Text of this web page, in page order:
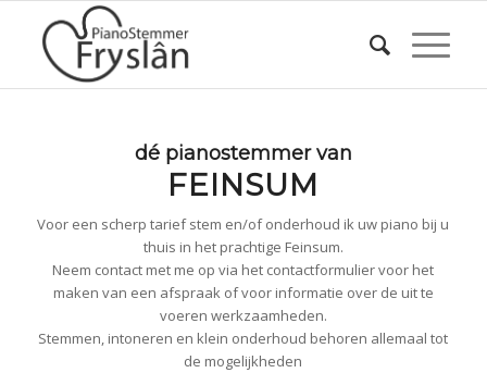
dé pianostemmer van
FEINSUM
Voor een scherp tarief stem en/of onderhoud ik uw piano bij u
thuis in het prachtige Feinsum.
Neem contact met me op via het contactformulier voor het
maken van een afspraak of voor informatie over de uit te
voeren werkzaamheden.
Stemmen, intoneren en klein onderhoud behoren allemaal tot
de mogelijkheden